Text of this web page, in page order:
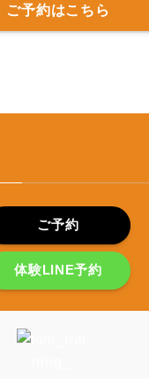
ご予約はこちら
ご予約
体験LINE予約